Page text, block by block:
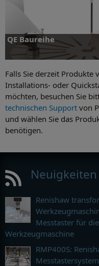
QE Baureihe
QE Baureihe
Falls Sie derzeit Produkte
Installations- oder
möchten, besuchen Sie
technischen Support von
und wählen Sie das
benötigen.
Renishaw
Messtaster für
Werkzeugmaschine
RMP400S: